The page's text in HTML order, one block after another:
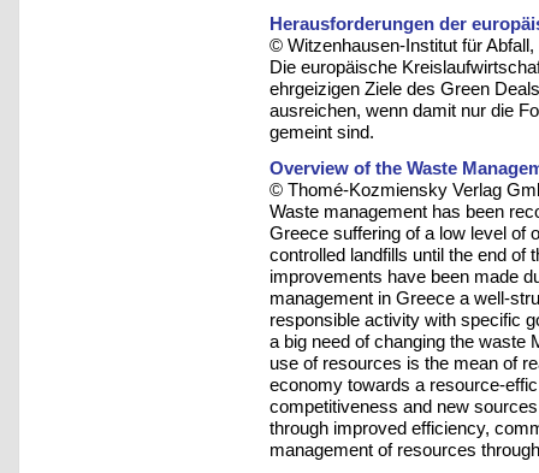
Herausforderungen der
© Witzenhausen-Institut für
Die europäische
ehrgeizigen Ziele des Green
ausreichen, wenn damit nur die
gemeint sind.
Overview of the Waste
© Thomé-Kozmiensky Verlag
Waste management has been
Greece suffering of a low level of
controlled landfills until the end of
improvements have been made
management in Greece a well-
responsible activity with specific
a big need of changing the waste
use of resources is the mean of
economy towards a resource-
competitiveness and new
through improved efficiency,
management of resources